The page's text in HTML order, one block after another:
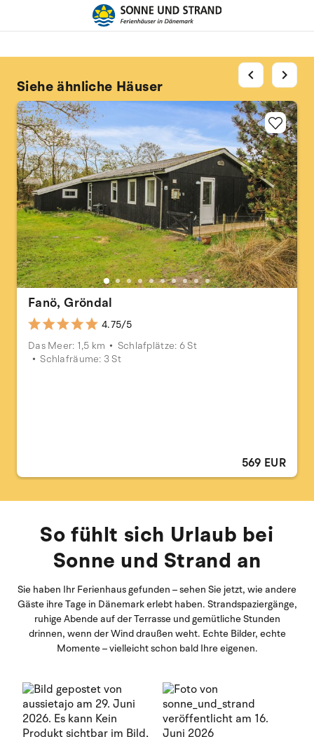
Siehe ähnliche Häuser
Fanö, Gröndal
4.75/5
Das Meer: 1,5 km
Schlafplätze: 6 St
Schlafräume: 3 St
569 EUR
chevron_left chevron_right
So fühlt sich Urlaub bei
Sonne und Strand an
Sie haben Ihr Ferienhaus gefunden – sehen Sie jetzt, wie andere
Gäste ihre Tage in Dänemark erlebt haben. Strandspaziergänge,
ruhige Abende auf der Terrasse und gemütliche Stunden
drinnen, wenn der Wind draußen weht. Echte Bilder, echte
Momente – vielleicht schon bald Ihre eigenen.